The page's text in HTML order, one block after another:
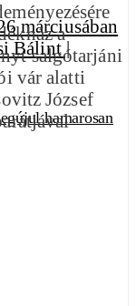
hamarosan
a
salgótarjáni
vár alatti
József